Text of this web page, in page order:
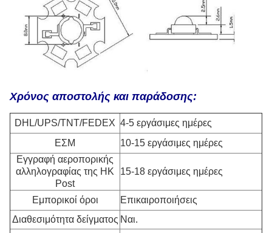
Χρόνος αποστολής και παράδοσης:
DHL/UPS/TNT/FEDEX 4-5 εργάσιμες ημέρες
ΕΣΜ
10-15 εργάσιμες ημέρες
Εγγραφή αεροπορικής
αλληλογραφίας της HK
Post
15-18 εργάσιμες ημέρες
Εμπορικοί όροι
Επικαιροποιήσεις
Διαθεσιμότητα δείγματος Ναι.